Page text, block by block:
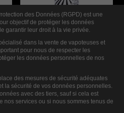
JUGO MUSICAL
10ML-20MG
0,90 €
des Données (RGPD) est une
objectif de protéger les données
garantir leur droit à la vie privée.
dans la vente de vapoteuses et
pour nous de respecter les
les données personnelles de nos
des mesures de sécurité adéquates
la sécurité de vos données personnelles.
avec des tiers, sauf si cela est
nos services ou si nous sommes tenus de